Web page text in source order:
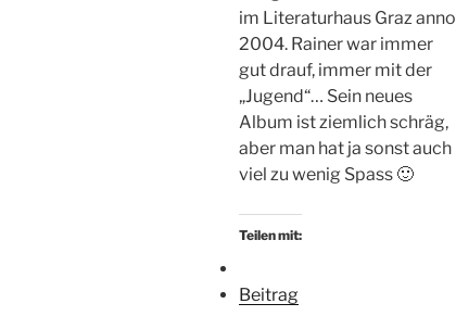
im Literaturhaus Graz anno
2004. Rainer war immer
gut drauf, immer mit der
„Jugend“… Sein neues
Album ist ziemlich schräg,
aber man hat ja sonst auch
viel zu wenig Spass 🙂
Teilen mit:
Beitrag